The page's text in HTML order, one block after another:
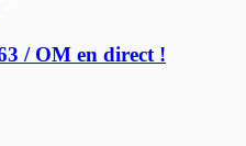
/ OM en direct !